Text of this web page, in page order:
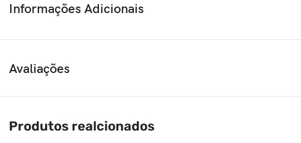
Informações Adicionais
Avaliações
Produtos realcionados